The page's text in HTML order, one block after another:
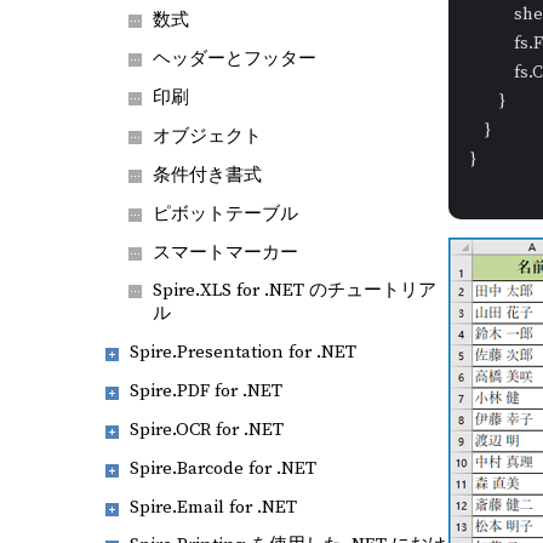
        }
    }
}
数式
ヘッダーとフッター
印刷
オブジェクト
条件付き書式
ピボットテーブル
スマートマーカー
Spire.XLS for .NET のチュートリア
ル
Spire.Presentation for .NET
Spire.PDF for .NET
Spire.OCR for .NET
Spire.Barcode for .NET
Spire.Email for .NET